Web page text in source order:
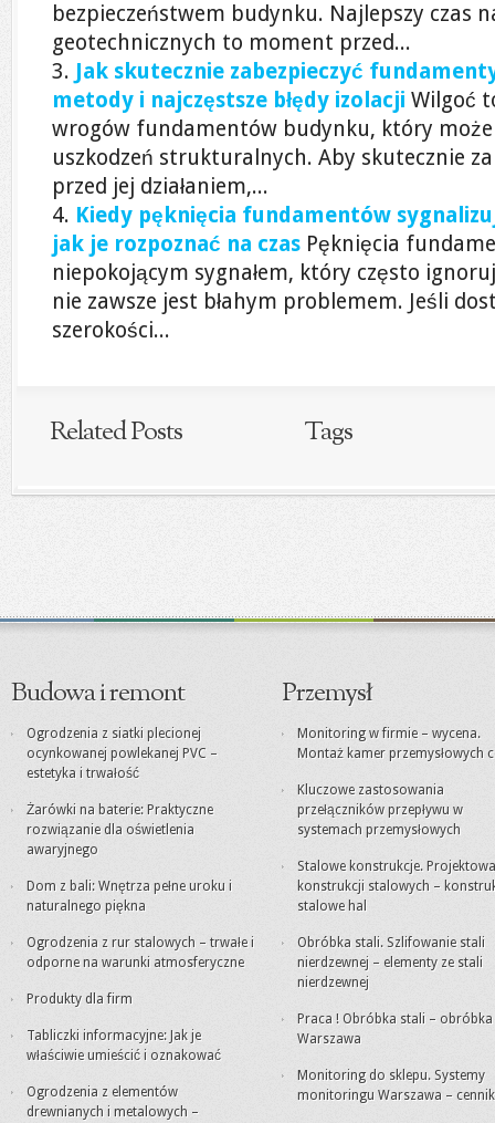
bezpieczeństwem budynku. Najlepszy czas
geotechnicznych to moment przed...
Jak skutecznie zabezpieczyć
metody i najczęstsze błędy izolacji Wilgoć
wrogów fundamentów budynku, który
uszkodzeń strukturalnych. Aby skutecznie
przed jej działaniem,...
Kiedy pęknięcia fundamentów
jak je rozpoznać na czas Pęknięcia
niepokojącym sygnałem, który często
nie zawsze jest błahym problemem. Jeśli
szerokości...
Related Posts Tags
Budowa i remont
Ogrodzenia z siatki plecionej
ocynkowanej powlekanej PVC –
estetyka i trwałość
Żarówki na baterie: Praktyczne
rozwiązanie dla oświetlenia
awaryjnego
Dom z bali: Wnętrza pełne uroku i
naturalnego piękna
Ogrodzenia z rur stalowych – trwałe i
odporne na warunki atmosferyczne
Produkty dla firm
Tabliczki informacyjne: Jak je
właściwie umieścić i oznakować
Ogrodzenia z elementów
drewnianych i metalowych –
Przemysł
Monitoring w firmie – wycena.
Montaż kamer przemysłowych
Kluczowe zastosowania
przełączników przepływu w
systemach przemysłowych
Stalowe konstrukcje.
konstrukcji stalowych –
stalowe hal
Obróbka stali. Szlifowanie stali
nierdzewnej – elementy ze stali
nierdzewnej
Praca ! Obróbka stali – obróbka
Warszawa
Monitoring do sklepu. Systemy
monitoringu Warszawa – cennik